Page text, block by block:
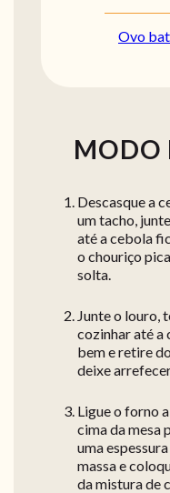
Ovo
MODO
Descasque a
um tacho,
até a cebola
o chouriço
solta.
Junte o louro,
cozinhar até a
bem e retire
deixe
Ligue o forno
cima da mesa
uma
massa e
da mistura de